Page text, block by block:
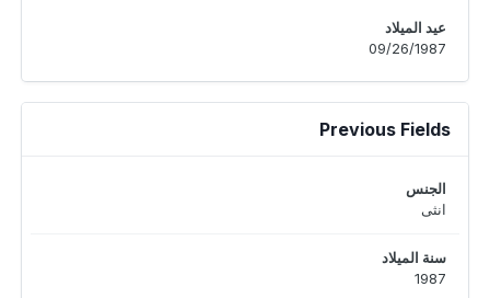
عيد الميلاد
09/26/1987
Previous Fields
الجنس
انثى
سنة الميلاد
1987